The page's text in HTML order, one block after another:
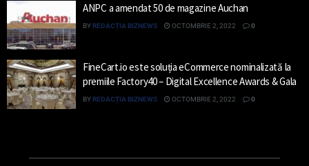
ANPC a amendat 50 de magazine Auchan
BYREDACȚIA BIZNEWS OCTOMBRIE 2, 2022 0
FineCart.io este soluția eCommerce nominalizată la
premiile Factory40 – Digital Excellence Awards & Gala
BYREDACȚIA BIZNEWS OCTOMBRIE 2, 2022 0